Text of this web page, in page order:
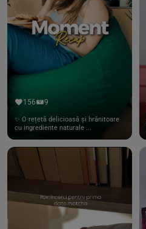
156 9
✨ O rețetă delicioasă și hrănitoare
cu ingrediente naturale ...